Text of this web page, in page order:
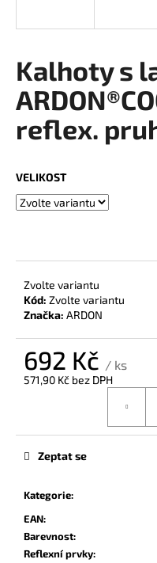
Kalhoty s
reflex.
VELIKOST
Zvolte variantu
Kód: Zvolte variantu
Značka: ARDON
692 Kč / ks
571,90 Kč bez DPH
Kategorie:
EAN:
Barevnost:
Reflexní prvky:
Zeptat se
í
t
?
p
o
u
u